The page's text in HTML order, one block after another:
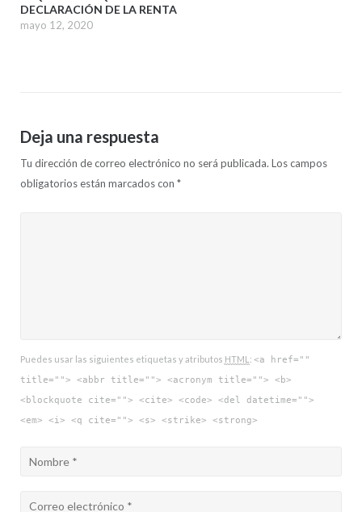
DECLARACIÓN DE LA RENTA
mayo 12, 2020
Deja una respuesta
Tu dirección de correo electrónico no será publicada. Los campos
obligatorios están marcados con *
Puedes usar las siguientes etiquetas y atributos HTML : <a href=""
title=""> <abbr title=""> <acronym title=""> <b>
<blockquote cite=""> <cite> <code> <del datetime="">
<em> <i> <q cite=""> <s> <strike> <strong>